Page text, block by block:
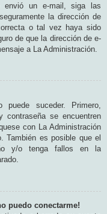
un e-mail, siga las
la dirección de
o tal vez haya sido
de que la dirección de e-
a La Administración.
suceder. Primero,
contraseña se encuentren
con La Administración
También es posible que el
y/o tenga fallos en la
puedo conectarme!